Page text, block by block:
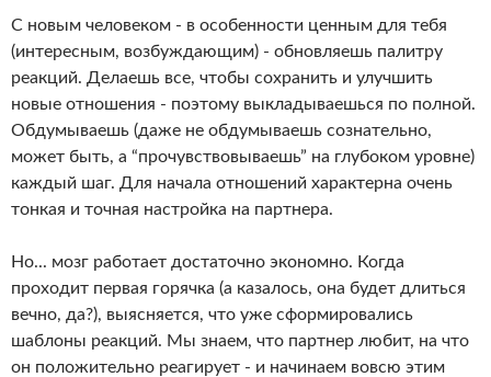
С новым человеком - в особенности ценным для тебя
(интересным, возбуждающим) - обновляешь палитру
реакций. Делаешь все, чтобы сохранить и улучшить
новые отношения - поэтому выкладываешься по полной.
Обдумываешь (даже не обдумываешь сознательно,
может быть, а “прочувствовываешь” на глубоком уровне)
каждый шаг. Для начала отношений характерна очень
тонкая и точная настройка на партнера.
Но... мозг работает достаточно экономно. Когда
проходит первая горячка (а казалось, она будет длиться
вечно, да?), выясняется, что уже сформировались
шаблоны реакций. Мы знаем, что партнер любит, на что
он положительно реагирует - и начинаем вовсю этим